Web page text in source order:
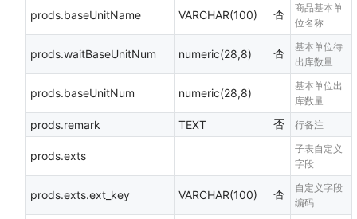
prods.baseUnitName VARCHAR(100) 否
商品基本单
位名称
prods.waitBaseUnitNum numeric(28,8) 否
基本单位待
出库数量
prods.baseUnitNum numeric(28,8)
基本单位出
库数量
prods.remark TEXT 否 行备注
prods.exts
子表自定义
字段
prods.exts.ext_key VARCHAR(100) 否
自定义字段
编码